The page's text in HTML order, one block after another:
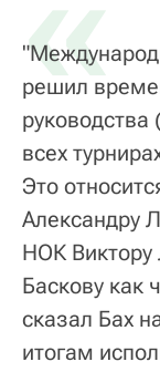
решил
всех
Это
Александру
НОК
Баскову
сказал Бах
итогам